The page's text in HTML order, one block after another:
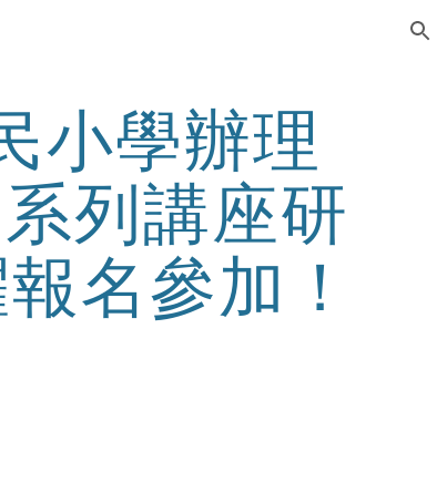
小學辦理
列講座研
名參加！